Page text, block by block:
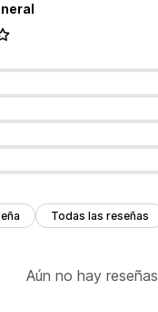
Pagos con tarjeta
Todas las reseñas
Aún no hay reseñas